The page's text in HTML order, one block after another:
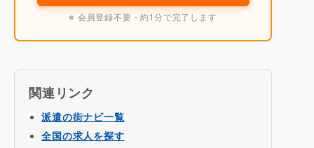
※ 会員登録不要・約1分で完了します
関連リンク
派遣の街ナビ一覧
全国の求人を探す